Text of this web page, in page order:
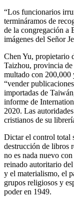
“Los funcionarios
termináramos de
de la congregación a
imágenes del Señor
Chen Yu, propietario
Taizhou, provincia
multado con 200,000
“vender
importadas de
informe de
2020. Las
cristianos de su
Dictar el control total
destrucción de libros
no es nada nuevo
reinado autoritario
y el materialismo, el
grupos religiosos y
poder en 1949.